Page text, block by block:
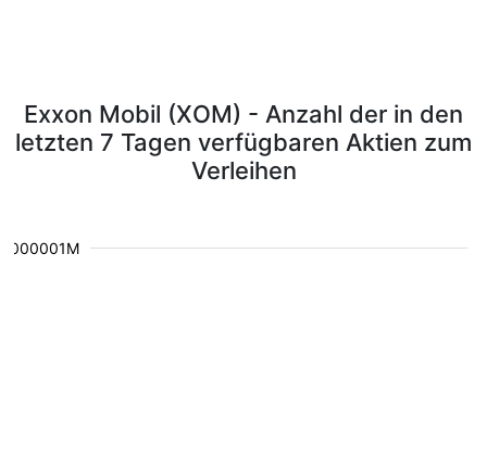
Exxon Mobil (XOM) - Anzahl der in den
letzten 7 Tagen verfügbaren Aktien zum
Verleihen